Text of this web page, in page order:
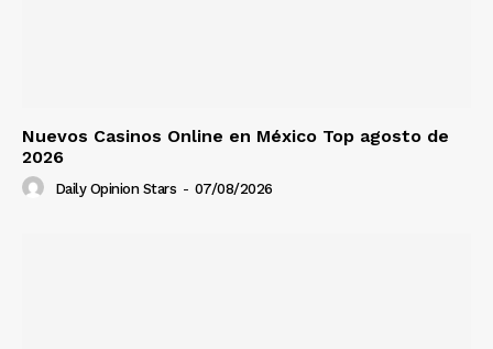
Nuevos Casinos Online en México Top agosto de
2026
Daily Opinion Stars - 07/08/2026